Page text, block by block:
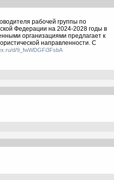
рабочей группы по
Федерации на 2024-2028 годы в
организациями предлагает к
направленности. С
d/9_fwWDGFi3FsbA